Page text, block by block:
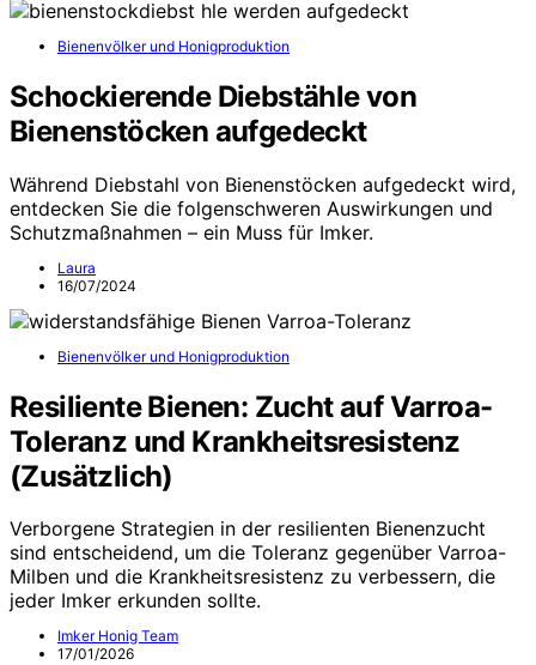
Bienenvölker und Honigproduktion
Schockierende Diebstähle von
Bienenstöcken aufgedeckt
Während Diebstahl von Bienenstöcken aufgedeckt wird,
entdecken Sie die folgenschweren Auswirkungen und
Schutzmaßnahmen – ein Muss für Imker.
Laura
16/07/2024
Bienenvölker und Honigproduktion
Resiliente Bienen: Zucht auf Varroa-
Toleranz und Krankheitsresistenz
(Zusätzlich)
Verborgene Strategien in der resilienten Bienenzucht
sind entscheidend, um die Toleranz gegenüber Varroa-
Milben und die Krankheitsresistenz zu verbessern, die
jeder Imker erkunden sollte.
Imker Honig Team
17/01/2026